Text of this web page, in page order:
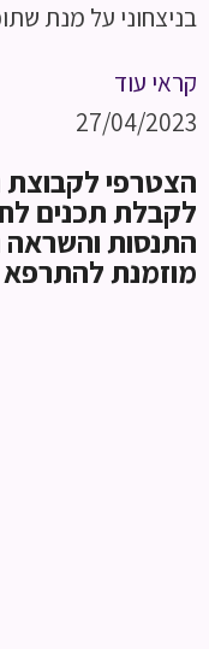
בניצחוני על מנת
קראי עוד
27/04/2023
הצטרפי
לקבלת תכנים
התנסות
מוזמנת